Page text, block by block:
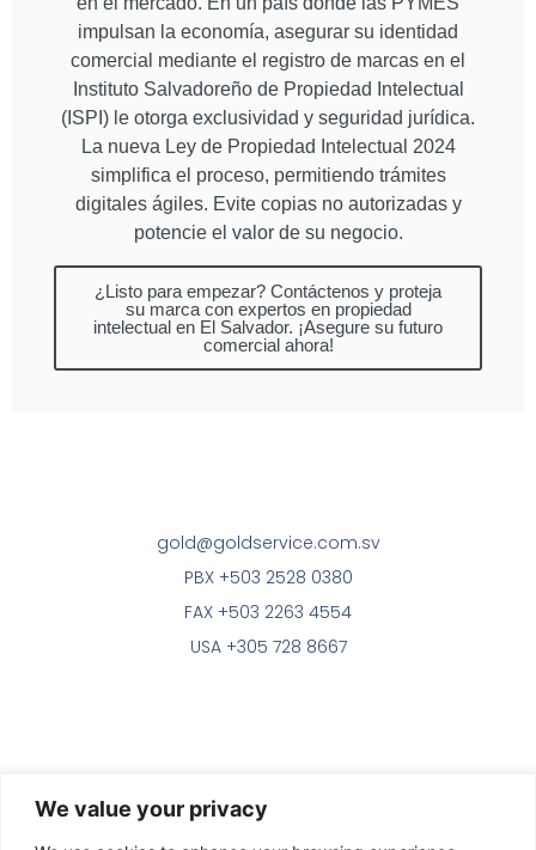
We value your privacy
impulsan la economía, asegurar su identidad
comercial mediante el registro de marcas en el
Instituto Salvadoreño de Propiedad Intelectual
(ISPI) le otorga exclusividad y seguridad jurídica.
La nueva Ley de Propiedad Intelectual 2024
simplifica el proceso, permitiendo trámites
digitales ágiles. Evite copias no autorizadas y
potencie el valor de su negocio.
¿Listo para empezar? Contáctenos y proteja
su marca con expertos en propiedad
intelectual en El Salvador. ¡Asegure su futuro
comercial ahora!
Bufete de Abogados en El
Salvador
gold@goldservice.com.sv
PBX +503 2528 0380
FAX +503 2263 4554
USA +305 728 8667